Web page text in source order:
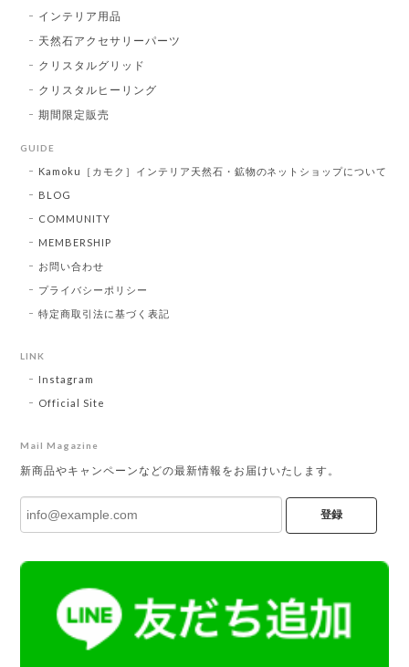
インテリア用品
天然石アクセサリーパーツ
クリスタルグリッド
クリスタルヒーリング
期間限定販売
GUIDE
Kamoku［カモク］インテリア天然石・鉱物のネットショップについて
BLOG
COMMUNITY
MEMBERSHIP
お問い合わせ
プライバシーポリシー
特定商取引法に基づく表記
LINK
Instagram
Official Site
Mail Magazine
新商品やキャンペーンなどの最新情報をお届けいたします。
登録